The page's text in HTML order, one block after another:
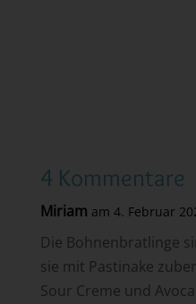
4 Kommentare
Miriam am 4. Februar
Die Bohnenbratlinge
sie mit Pastinake
Sour Creme und